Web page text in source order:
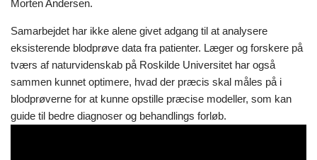
Morten Andersen.
Samarbejdet har ikke alene givet adgang til at analysere
eksisterende blodprøve data fra patienter. Læger og forskere på
tværs af naturvidenskab på Roskilde Universitet har også
sammen kunnet optimere, hvad der præcis skal måles på i
blodprøverne for at kunne opstille præcise modeller, som kan
guide til bedre diagnoser og behandlings forløb.